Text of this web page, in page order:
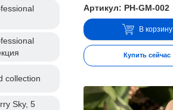
Артикул: PH-GM-002
В корзину
Купить сейчас
collection
Sky, 5